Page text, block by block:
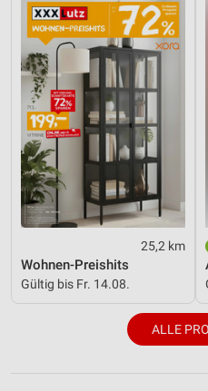
25,2 km
Wohnen-Preishits
Gültig bis Fr. 14.08.
ALLE